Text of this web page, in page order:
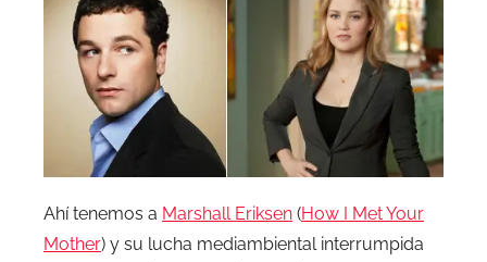
Ahí tenemos a Marshall Eriksen (How I Met Your
Mother) y su lucha mediambiental interrumpida